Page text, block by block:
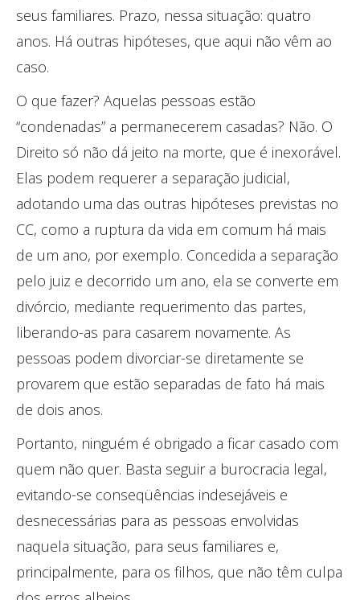
seus familiares. Prazo, nessa situação: quatro
anos. Há outras hipóteses, que aqui não vêm ao
caso.
O que fazer? Aquelas pessoas estão
“condenadas” a permanecerem casadas? Não. O
Direito só não dá jeito na morte, que é inexorável.
Elas podem requerer a separação judicial,
adotando uma das outras hipóteses previstas no
CC, como a ruptura da vida em comum há mais
de um ano, por exemplo. Concedida a separação
pelo juiz e decorrido um ano, ela se converte em
divórcio, mediante requerimento das partes,
liberando-as para casarem novamente. As
pessoas podem divorciar-se diretamente se
provarem que estão separadas de fato há mais
de dois anos.
Portanto, ninguém é obrigado a ficar casado com
quem não quer. Basta seguir a burocracia legal,
evitando-se conseqüências indesejáveis e
desnecessárias para as pessoas envolvidas
naquela situação, para seus familiares e,
principalmente, para os filhos, que não têm culpa